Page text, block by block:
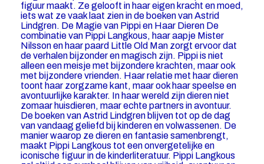
figuur maakt. Ze gelooft in haar eigen kracht en moed,
iets wat ze vaak laat zien in de boeken van Astrid
Lindgren. De Magie van Pippi en Haar Dieren De
combinatie van Pippi Langkous, haar aapje Mister
Nilsson en haar paard Little Old Man zorgt ervoor dat
de verhalen bijzonder en magisch zijn. Pippi is niet
alleen een meisje met bijzondere krachten, maar ook
met bijzondere vrienden. Haar relatie met haar dieren
toont haar zorgzame kant, maar ook haar speelse en
avontuurlijke karakter. In haar wereld zijn dieren niet
zomaar huisdieren, maar echte partners in avontuur.
De boeken van Astrid Lindgren blijven tot op de dag
van vandaag geliefd bij kinderen en volwassenen. De
manier waarop ze dieren en fantasie samenbrengt,
maakt Pippi Langkous tot een onvergetelijke en
iconische figuur in de kinderliteratuur. Pippi Langkous